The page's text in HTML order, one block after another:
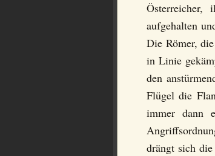
Österreicher,
aufgehalten
Die Römer,
in Linie
den
Flügel die
immer dann
drängt sich